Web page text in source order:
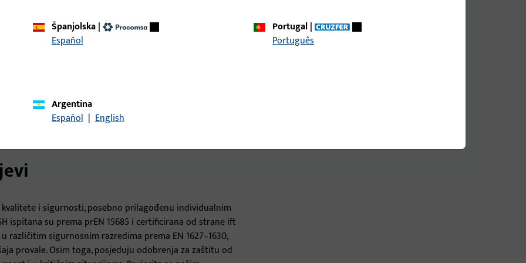
i sigurnosti, posebno prilagođenu individualnim
ispitana su prema prEN 15685 i certificirana od strane ift
različitim sigurnosnim razredima prema EN 1627–1630,
provale. Osim toga, posjeduju odobrenja za zaštitu od
Španjolska|
Español
Portugal|
Português
Argentina
Español | English